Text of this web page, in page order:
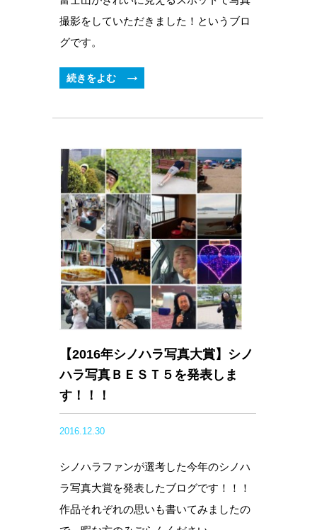
撮影をしていただきました！というブロ
グです。
続きをよむ
【2016年シノハラ写真大賞】シノ
ハラ写真ＢＥＳＴ５を発表しま
す！！！
2016.12.30
シノハラファンが選考した今年のシノハ
ラ写真大賞を発表したブログです！！！
作品それぞれの思いも書いてみましたの